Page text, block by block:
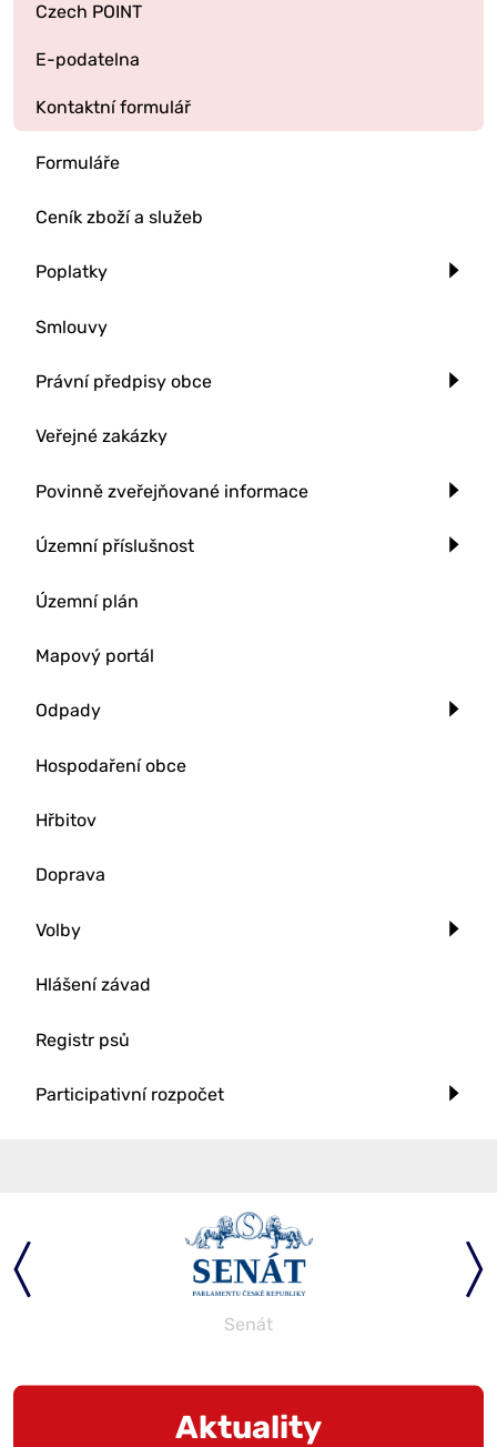
Czech POINT
E-podatelna
Kontaktní formulář
Formuláře
Ceník zboží a služeb
Poplatky
Smlouvy
Právní předpisy obce
Veřejné zakázky
Povinně zveřejňované informace
Územní příslušnost
Územní plán
Mapový portál
Odpady
Hospodaření obce
Hřbitov
Doprava
Volby
Hlášení závad
Registr psů
Participativní rozpočet
Senát
Aktuality